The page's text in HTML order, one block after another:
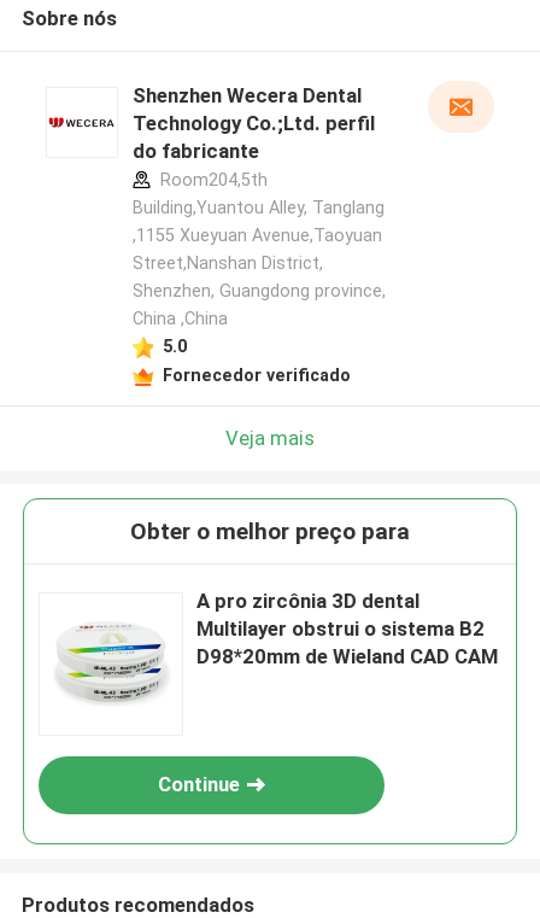
Sobre nós
Shenzhen Wecera Dental
Technology Co.;Ltd. perfil
do fabricante
Room204,5th
Building,Yuantou Alley, Tanglang
,1155 Xueyuan Avenue,Taoyuan
Street,Nanshan District,
Shenzhen, Guangdong province,
China ,China
5.0
Fornecedor verificado
Veja mais
Obter o melhor preço para
A pro zircônia 3D dental
Multilayer obstrui o sistema B2
D98*20mm de Wieland CAD CAM
Continue
Produtos recomendados